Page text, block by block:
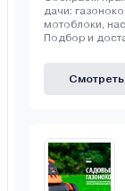
дачи:
мотоблоки,
Подбор и